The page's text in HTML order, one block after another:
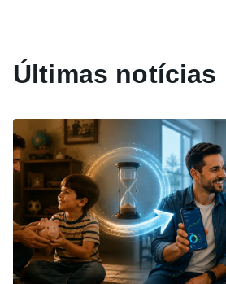
Últimas notícias